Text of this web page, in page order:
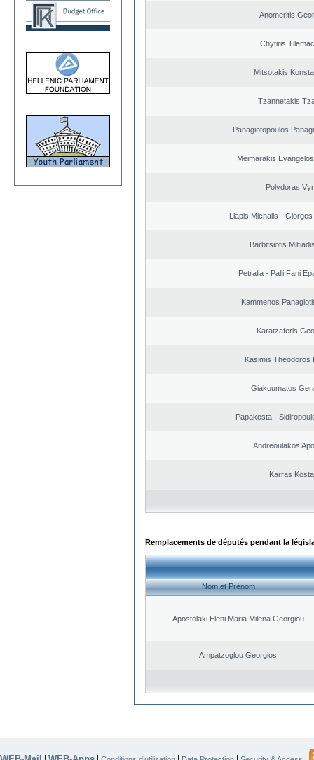
Anomeritis
Chytiris
Mitsotakis
Tzannetakis
Panagiotopoulos
Meimarakis
Polydoras
Liapis Michalis -
Barbitsiotis
Petralia - Palli Fani
Kammenos
Karatzaferis
Kasimis Theodoros
Giakoumatos
Papakosta -
Andreoulakos
Karras
Remplacements de députés pendant la
Nom et Prénom
Apostolaki Eleni Maria Milena Georgiou
Ampatzoglou Georgios
| | | | |